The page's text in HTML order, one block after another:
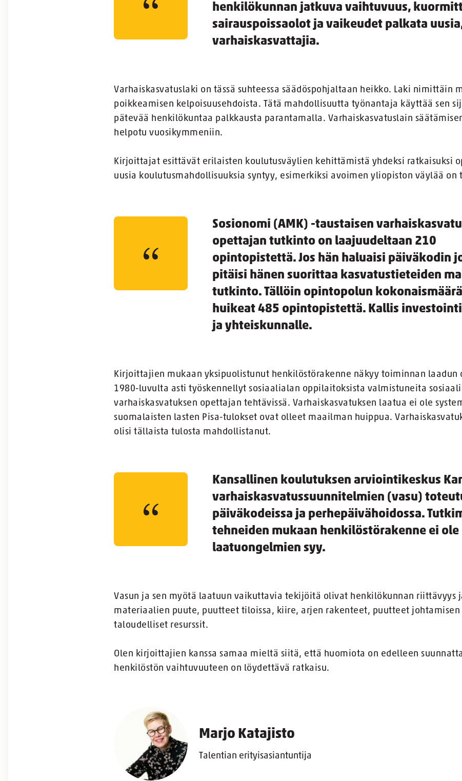
henkilökunnan jatkuva vaihtuvuus,
sairauspoissaolot ja vaikeudet palkata
varhaiskasvattajia.
Varhaiskasvatuslaki on tässä suhteessa säädöspohjaltaan heikko. Laki nimittäin
poikkeamisen kelpoisuusehdoista. Tätä mahdollisuutta työnantaja käyttää sen
pätevää henkilökuntaa palkkausta parantamalla. Varhaiskasvatuslain
helpotu vuosikymmeniin.
Kirjoittajat esittävät erilaisten koulutusväylien kehittämistä yhdeksi ratkaisuksi
uusia koulutusmahdollisuuksia syntyy, esimerkiksi avoimen yliopiston väylää on
Sosionomi (AMK) -taustaisen
opettajan tutkinto on laajuudeltaan 210
opintopistettä. Jos hän haluaisi päiväkodin
pitäisi hänen suorittaa kasvatustieteiden
tutkinto. Tällöin opintopolun
huikeat 485 opintopistettä. Kallis
ja yhteiskunnalle.
Kirjoittajien mukaan yksipuolistunut henkilöstörakenne näkyy toiminnan laadun
1980-luvulta asti työskennellyt sosiaalialan oppilaitoksista valmistuneita
varhaiskasvatuksen opettajan tehtävissä. Varhaiskasvatuksen laatua ei ole
suomalaisten lasten Pisa-tulokset ovat olleet maailman huippua.
olisi tällaista tulosta mahdollistanut.
Kansallinen koulutuksen arviointikeskus
varhaiskasvatussuunnitelmien (vasu)
päiväkodeissa ja perhepäivähoidossa.
tehneiden mukaan henkilöstörakenne ei ole
laatuongelmien syy.
Vasun ja sen myötä laatuun vaikuttavia tekijöitä olivat henkilökunnan riittävyys
materiaalien puute, puutteet tiloissa, kiire, arjen rakenteet, puutteet johtamisen
taloudelliset resurssit.
Olen kirjoittajien kanssa samaa mieltä siitä, että huomiota on edelleen
henkilöstön vaihtuvuuteen on löydettävä ratkaisu.
Marjo Katajisto
Talentian erityisasiantuntija